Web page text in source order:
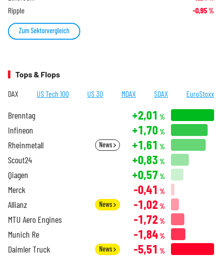
Ripple -0,95%
Zum Sektorvergleich
Tops & Flops
DAX US Tech 100 US 30 MDAX SDAX EuroStoxx
Brenntag +2,01 %
Infineon +1,70 %
Rheinmetall News +1,61 %
Scout24 +0,83 %
Qiagen +0,57 %
Merck -0,41 %
Allianz News -1,02 %
MTU Aero Engines -1,72 %
Munich Re -1,84%
Daimler Truck News -5,51 %